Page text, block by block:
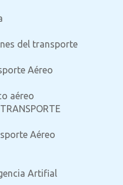
del transporte
Aéreo
aéreo
Aéreo
Artifial